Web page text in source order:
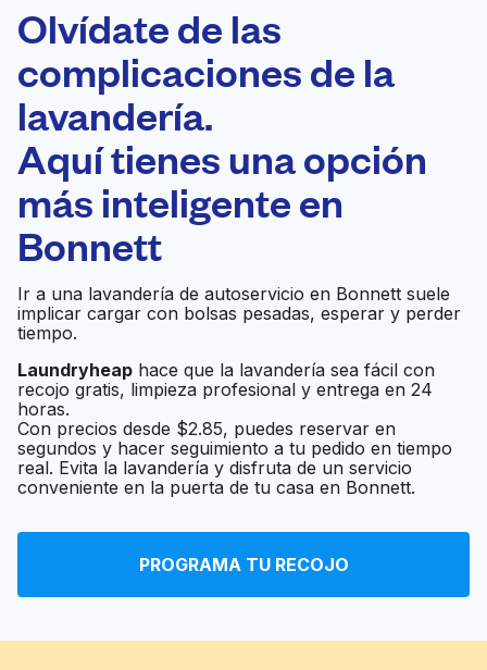
United States ES
Olvídate de las
complicaciones de la
lavandería.
Aquí tienes una opción
más inteligente en
Bonnett
Ir a una lavandería de autoservicio en Bonnett suele
implicar cargar con bolsas pesadas, esperar y perder
tiempo.
Laundryheap hace que la lavandería sea fácil con
recojo gratis, limpieza profesional y entrega en 24
horas.
Con precios desde $2.85, puedes reservar en
segundos y hacer seguimiento a tu pedido en tiempo
real. Evita la lavandería y disfruta de un servicio
conveniente en la puerta de tu casa en Bonnett.
PROGRAMA TU RECOJO